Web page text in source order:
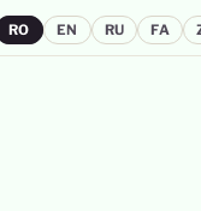
RO EN RU FA